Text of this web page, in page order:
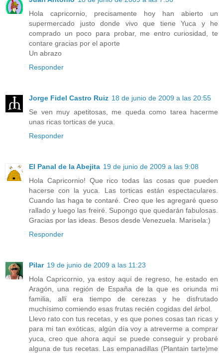
Hola capricornio, precisamente hoy han abierto un
supermercado justo donde vivo que tiene Yuca y he
comprado un poco para probar, me entro curiosidad, te
contare gracias por el aporte
Un abrazo
Responder
Jorge Fidel Castro Ruiz 18 de junio de 2009 a las 20:55
Se ven muy apetitosas, me queda como tarea hacerme
unas ricas torticas de yuca.
Responder
El Panal de la Abejita 19 de junio de 2009 a las 9:08
Hola Capricornio! Que rico todas las cosas que pueden
hacerse con la yuca. Las torticas están espectaculares.
Cuando las haga te contaré. Creo que les agregaré queso
rallado y luego las freiré. Supongo que quedarán fabulosas.
Gracias por las ideas. Besos desde Venezuela. Marisela:)
Responder
Pilar 19 de junio de 2009 a las 11:23
Hola Capricornio, ya estoy aquí de regreso, he estado en
Aragón, una región de España de la que es oriunda mi
familia, allí era tiempo de cerezas y he disfrutado
muchísimo comiendo esas frutas recién cogidas del árbol.
Llevo rato con tus recetas, y es que pones cosas tan ricas y
para mi tan exóticas, algún día voy a atreverme a comprar
yuca, creo que ahora aquí se puede conseguir y probaré
alguna de tus recetas. Las empanadillas (Plantain tarte)me